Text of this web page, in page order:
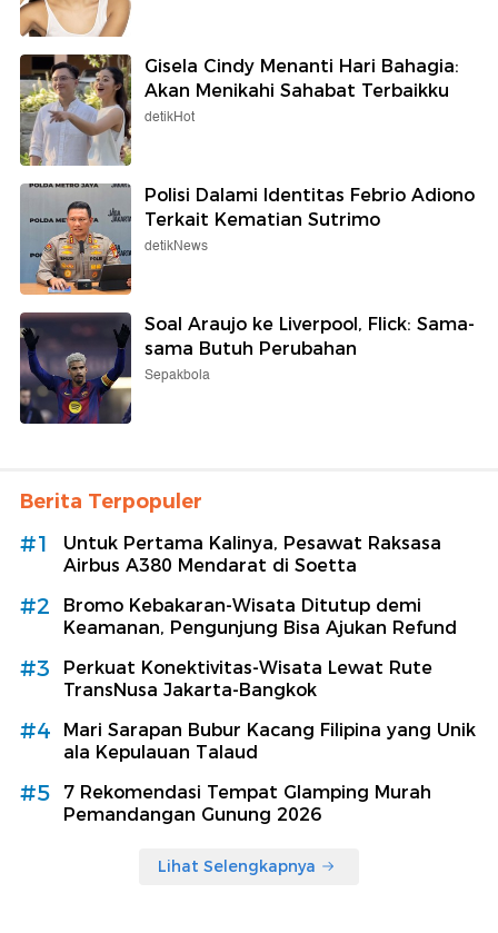
Gisela Cindy Menanti Hari Bahagia:
Akan Menikahi Sahabat Terbaikku
detikHot
Polisi Dalami Identitas Febrio Adiono
Terkait Kematian Sutrimo
detikNews
Soal Araujo ke Liverpool, Flick: Sama-
sama Butuh Perubahan
Sepakbola
Berita Terpopuler
#1
Untuk Pertama Kalinya, Pesawat Raksasa
Airbus A380 Mendarat di Soetta
#2
Bromo Kebakaran-Wisata Ditutup demi
Keamanan, Pengunjung Bisa Ajukan Refund
#3
Perkuat Konektivitas-Wisata Lewat Rute
TransNusa Jakarta-Bangkok
#4
Mari Sarapan Bubur Kacang Filipina yang Unik
ala Kepulauan Talaud
#5
7 Rekomendasi Tempat Glamping Murah
Pemandangan Gunung 2026
Lihat Selengkapnya